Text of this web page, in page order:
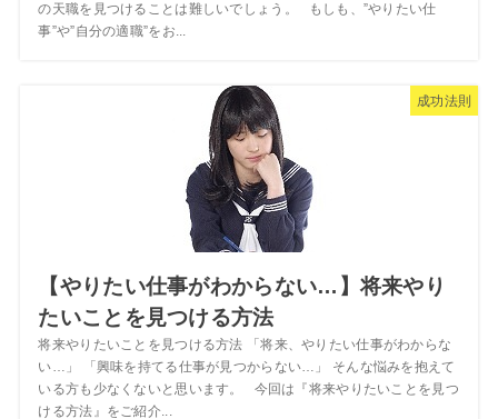
の天職を見つけることは難しいでしょう。 もしも、”やりたい仕
事”や”自分の適職”をお...
成功法則
【やりたい仕事がわからない…】将来やり
たいことを見つける方法
将来やりたいことを見つける方法 「将来、やりたい仕事がわからな
い…」 「興味を持てる仕事が見つからない…」 そんな悩みを抱えて
いる方も少なくないと思います。 今回は『将来やりたいことを見つ
ける方法』をご紹介...